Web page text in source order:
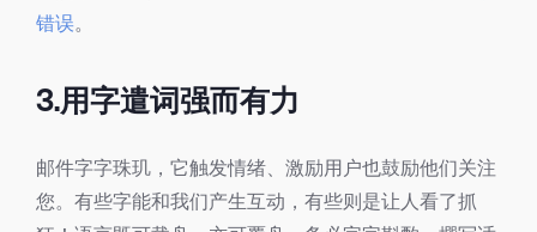
错误。
3.用字遣词强而有力
邮件字字珠玑，它触发情绪、激励用户也鼓励他们关注
您。有些字能和我们产生互动，有些则是让人看了抓